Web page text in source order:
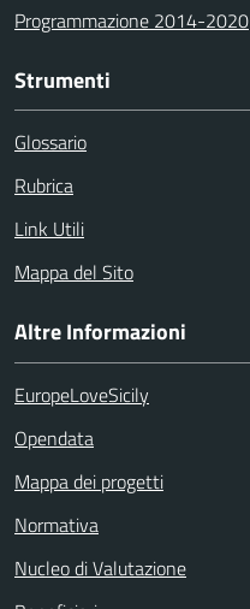
Programmazione 2014-2020
Strumenti
Glossario
Rubrica
Link Utili
Mappa del Sito
Altre Informazioni
EuropeLoveSicily
Opendata
Mappa dei progetti
Normativa
Nucleo di Valutazione